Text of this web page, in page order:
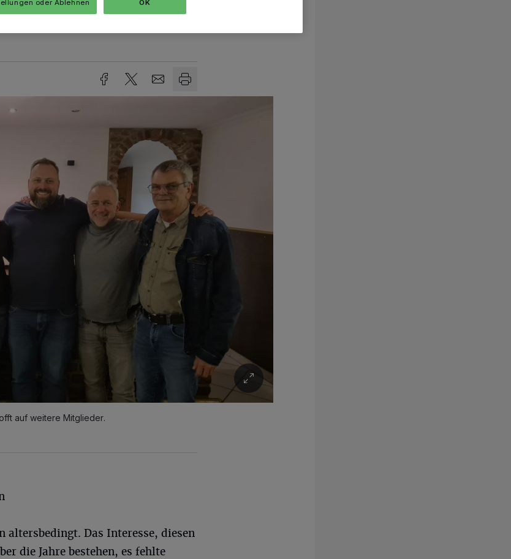
auf weitere Mitglieder.
altersbedingt. Das Interesse, diesen
die Jahre bestehen, es fehlte
oder Ablehnen OK